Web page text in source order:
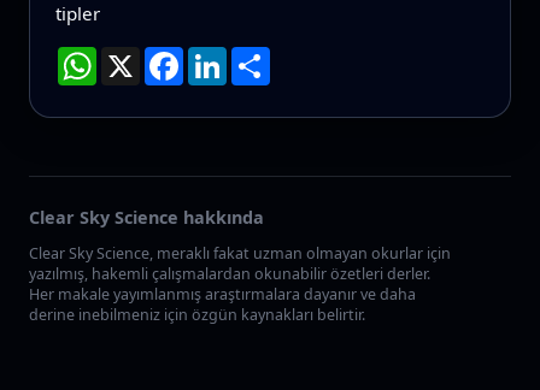
tipler
WhatsApp
X Facebook
LinkedInPaylaş
Clear Sky Science hakkında
Clear Sky Science, meraklı fakat uzman olmayan okurlar için
yazılmış, hakemli çalışmalardan okunabilir özetleri derler.
Her makale yayımlanmış araştırmalara dayanır ve daha
derine inebilmeniz için özgün kaynakları belirtir.